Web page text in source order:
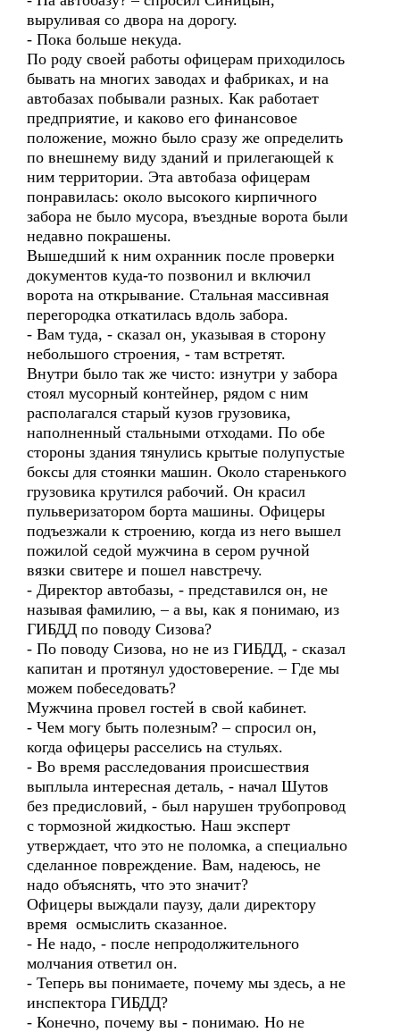
выруливая со двора на дорогу.
- Пока больше некуда.
По роду своей работы офицерам приходилось
бывать на многих заводах и фабриках, и на
автобазах побывали разных. Как работает
предприятие, и каково его финансовое
положение, можно было сразу же определить
по внешнему виду зданий и прилегающей к
ним территории. Эта автобаза офицерам
понравилась: около высокого кирпичного
забора не было мусора, въездные ворота были
недавно покрашены.
Вышедший к ним охранник после проверки
документов куда-то позвонил и включил
ворота на открывание. Стальная массивная
перегородка откатилась вдоль забора.
- Вам туда, - сказал он, указывая в сторону
небольшого строения, - там встретят.
Внутри было так же чисто: изнутри у забора
стоял мусорный контейнер, рядом с ним
располагался старый кузов грузовика,
наполненный стальными отходами. По обе
стороны здания тянулись крытые полупустые
боксы для стоянки машин. Около старенького
грузовика крутился рабочий. Он красил
пульверизатором борта машины. Офицеры
подъезжали к строению, когда из него вышел
пожилой седой мужчина в сером ручной
вязки свитере и пошел навстречу.
- Директор автобазы, - представился он, не
называя фамилию, – а вы, как я понимаю, из
ГИБДД по поводу Сизова?
- По поводу Сизова, но не из ГИБДД, - сказал
капитан и протянул удостоверение. – Где мы
можем побеседовать?
Мужчина провел гостей в свой кабинет.
- Чем могу быть полезным? – спросил он,
когда офицеры расселись на стульях.
- Во время расследования происшествия
выплыла интересная деталь, - начал Шутов
без предисловий, - был нарушен трубопровод
с тормозной жидкостью. Наш эксперт
утверждает, что это не поломка, а специально
сделанное повреждение. Вам, надеюсь, не
надо объяснять, что это значит?
Офицеры выждали паузу, дали директору
время осмыслить сказанное.
- Не надо, - после непродолжительного
молчания ответил он.
- Теперь вы понимаете, почему мы здесь, а не
инспектора ГИБДД?
- Конечно, почему вы - понимаю. Но не